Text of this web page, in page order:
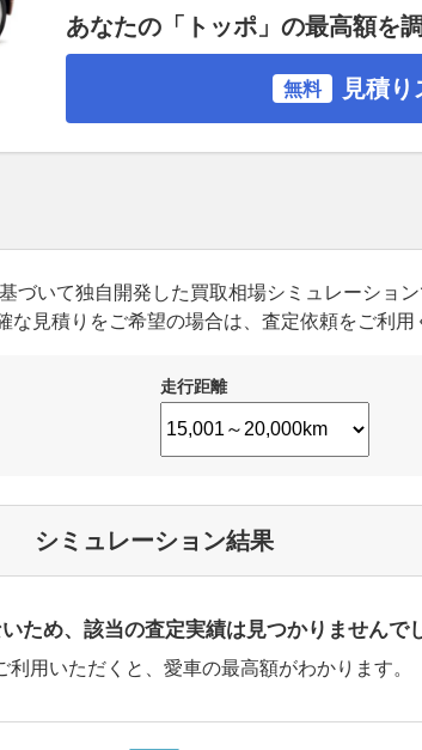
あなたの「トッポ」の最高額を
無料 見積
づいて独自開発した買取相場シミュレーショ
な見積りをご希望の場合は、査定依頼をご利用
走行距離
シミュレーション結果
ため、該当の査定実績は見つかりませんで
利用いただくと、愛車の最高額がわかります。